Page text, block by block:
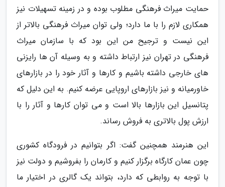
حمایت میراث فرهنگی مطلوب بوده و در زمینه تسهیلات نیز
همکاری لازم را با ما دارد؛ ولی توان میراث فرهنگی بالاتر از
این نیست و ترجیح من این بود که با سازمان میراث
فرهنگی در تهران نیز ارتباط داشته و به وسیله آن ها رایزنی
های خارجی داشته باشیم و کارها و آثار خود را در بازارهای
خاورمیانه و نیز بازارهای اروپایی عرضه کنیم. به این دلیل که
پتانسیل این بازارها بالا است و می توان کارها و آثار را با
ارزش پول بالاتری به فروش رساند.
این هنرمند همچنین گفت: اگر بتوانیم در فرودگاه کشوری
چون عمان کارگاه برگزار کنیم و کارمان را بفروشیم و دولت نیز
با توجه به روابطی که دارد، بتواند یک گالری در اختیار ما